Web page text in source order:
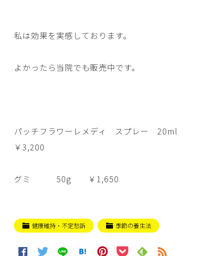
私は効果を実感しております。
よかったら当院でも販売中です。
パッチフラワーレメディ スプレー 20ml
￥3,200
グミ 50g ￥1,650
健康維持・不定愁訴 季節の養生法